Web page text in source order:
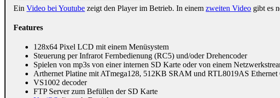
EinVideo bei Youtube zeigt den Player im Betrieb. In einemzweiten Video gibt es
Features
128x64 Pixel LCD mit einem Menüsystem
Steuerung per Infrarot Fernbedienung (RC5) und/oder Drehencoder
Spielen von mp3s von einer internen SD Karte oder von einem
Arthernet Platine mit ATmega128, 512KB SRAM und RTL8019AS Ethernet
VS1002 decoder
FTP Server zum Befüllen der SD Karte